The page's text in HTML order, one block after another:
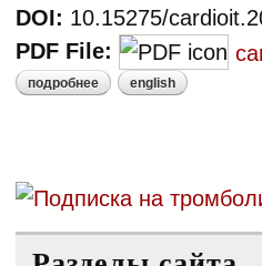
DOI: 10.15275/
PDF File:
подробнеео опыт
качества
синдромом в
english